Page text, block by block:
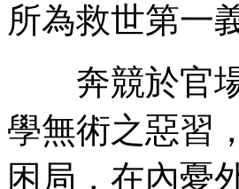
所為救世第一
奔競於官場
學無術之惡習
困局，在內憂